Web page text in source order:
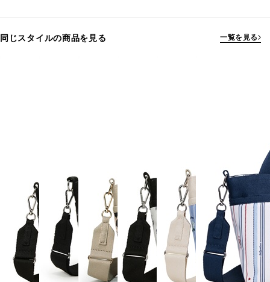
同じスタイルの商品を見る 一覧を見る